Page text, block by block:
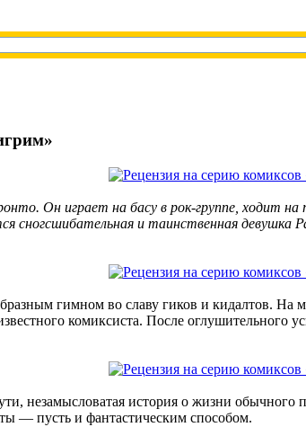
Он играет на басу в рок-группе, ходит
сногсшибательная и таинственная девушка
гимном во славу гиков и кидалтов.
комиксиста. После
незамысловатая история о жизни обычного
— пусть и фантастическим способом.